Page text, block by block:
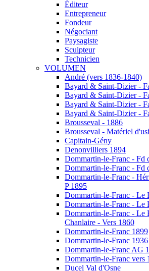
Éditeur
Entrepreneur
Fondeur
Négociant
Paysagiste
Sculpteur
Technicien
VOLUMEN
André (vers 1836-1840)
Bayard & Saint-Dizier -
Bayard & Saint-Dizier -
Bayard & Saint-Dizier -
Bayard & Saint-Dizier -
Brousseval - 1886
Brousseval - Matériel
Capitain-Gény
Denonvilliers 1894
Dommartin-le-Franc - Fd
Dommartin-le-Franc - Fd
Dommartin-le-Franc -
P 1895
Dommartin-le-Franc - Le
Dommartin-le-Franc - Le
Dommartin-le-Franc - Le
Chanlaire - Vers 1860
Dommartin-le-Franc 1899
Dommartin-le-Franc 1936
Dommartin-le-Franc AG
Dommartin-le-Franc vers
Ducel Val d'Osne